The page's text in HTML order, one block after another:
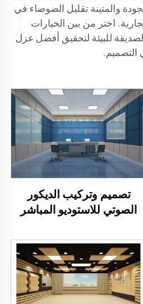
والمتينة تقليل الضوضاء في
اختر من بين الخيارات
للبيئة لتحقيق أفضل عزل
تصميم وتركيب الديكور
الصوتي للاستوديو المباشر